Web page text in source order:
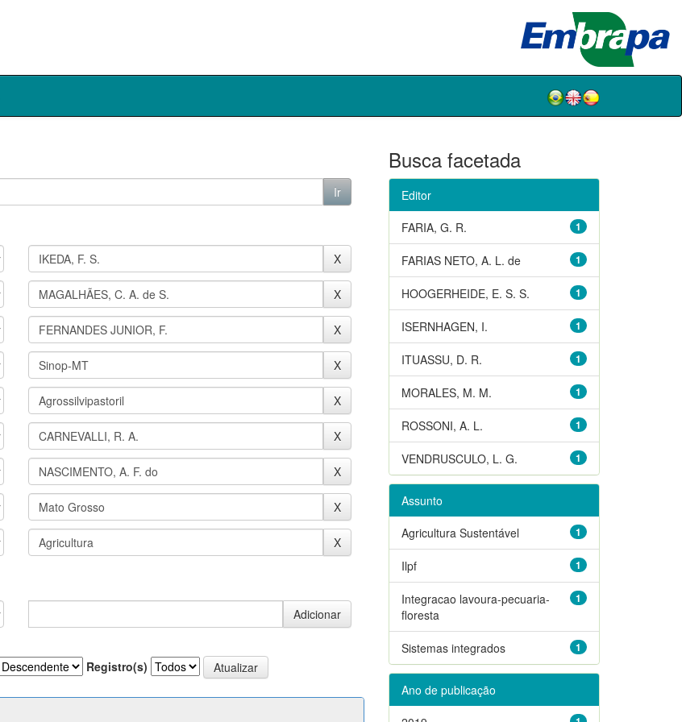
Registro(s)
Busca facetada
Editor
1
FARIA, G. R.
1
FARIAS NETO, A. L. de
1
HOOGERHEIDE, E. S. S.
1
ISERNHAGEN, I.
1
ITUASSU, D. R.
1
MORALES, M. M.
1
ROSSONI, A. L.
1
VENDRUSCULO, L. G.
Assunto
1
Agricultura Sustentável
1
Ilpf
1
Integracao lavoura-pecuaria-
floresta
1
Sistemas integrados
Ano de publicação